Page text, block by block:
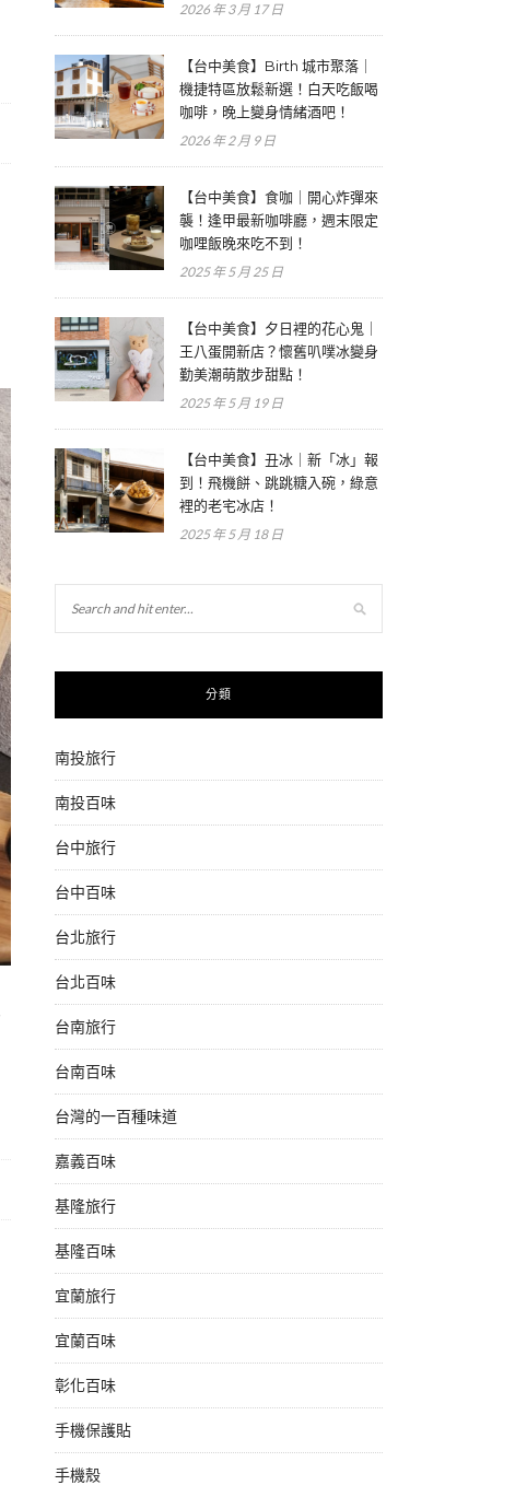
2026 年 3 月 17 日
【台中美食】Birth 城市聚落｜
機捷特區放鬆新選！白天吃飯喝
咖啡，晚上變身情緒酒吧！
2026 年 2 月 9 日
【台中美食】食咖｜開心炸彈來
襲！逢甲最新咖啡廳，週末限定
咖哩飯晚來吃不到！
2025 年 5 月 25 日
【台中美食】夕日裡的花心鬼｜
王八蛋開新店？懷舊叭噗冰變身
勤美潮萌散步甜點！
2025 年 5 月 19 日
【台中美食】丑冰｜新「冰」報
到！飛機餅、跳跳糖入碗，綠意
裡的老宅冰店！
2025 年 5 月 18 日
分類
南投旅行
南投百味
台中旅行
台中百味
台北旅行
台北百味
台南旅行
台南百味
台灣的一百種味道
嘉義百味
基隆旅行
基隆百味
宜蘭旅行
宜蘭百味
彰化百味
手機保護貼
手機殼